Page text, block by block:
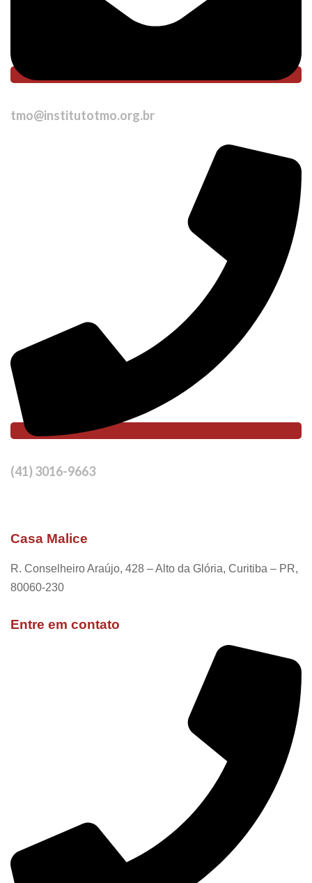
tmo@institutotmo.org.br
(41) 3016-9663
Casa Malice
R. Conselheiro Araújo, 428 – Alto da Glória, Curitiba – PR,
80060-230
Entre em contato